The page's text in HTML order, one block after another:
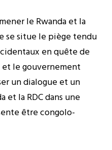
le Rwanda et la
se situe le piège tendu
en quête de
le gouvernement
un dialogue et un
et la RDC dans une
être congolo-